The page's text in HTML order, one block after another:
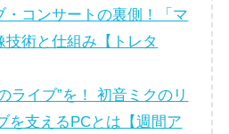
・コンサートの裏側！「マ
技術と仕組み【トレタ
ライブ”を！ 初音ミクのリ
を支えるPCとは【週間ア